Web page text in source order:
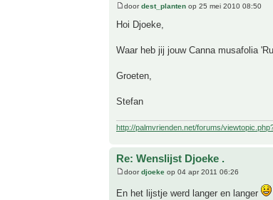
doordest_planten op 25 mei 2010 08:50
Hoi Djoeke,
Waar heb jij jouw Canna musafolia
Groeten,
Stefan
http://palmvrienden.net/forums/
Re: Wenslijst Djoeke .
doordjoeke op 04 apr 2011 06:26
En het lijstje werd langer en langer